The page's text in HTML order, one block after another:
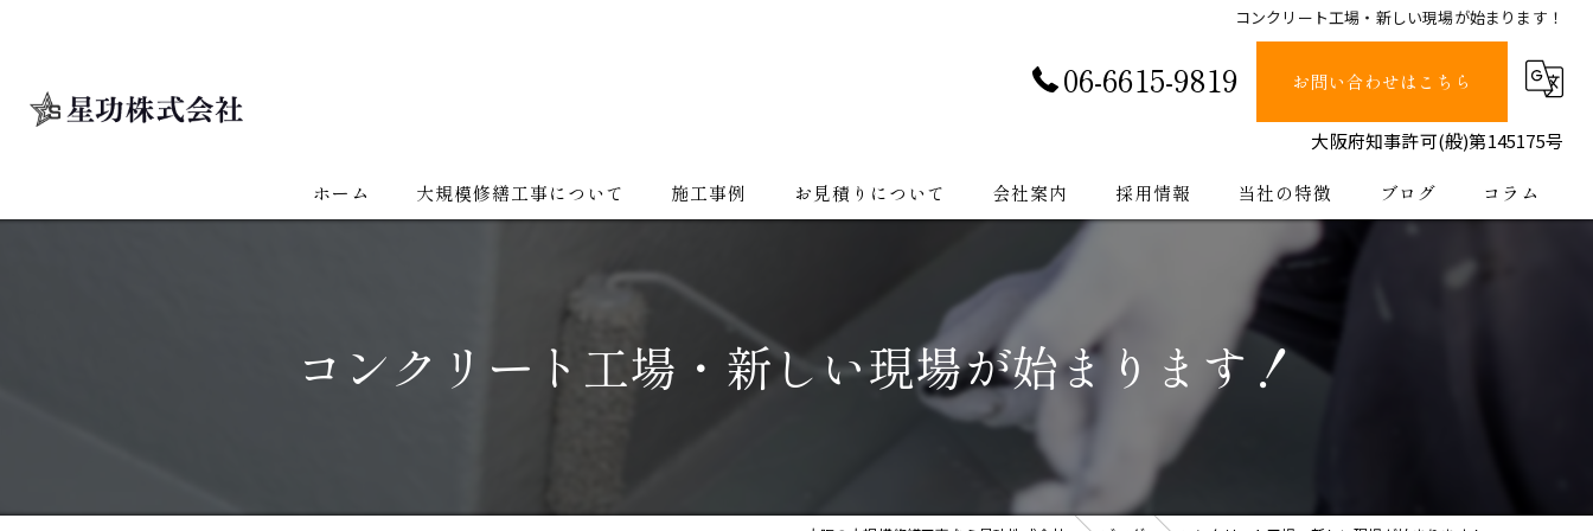
コンクリート工場・新しい現場が始まります！
06-6615-9819 お問い合わせはこちら
大阪府知事許可(般)第145175号
ホーム 大規模修繕工事について 施工事例 お見積りについて 会社案内
会社紹介
採用情報 当社の特徴
塗装
止水
防水
ブログ コラム
コンクリート工場・新しい現場が始まります！